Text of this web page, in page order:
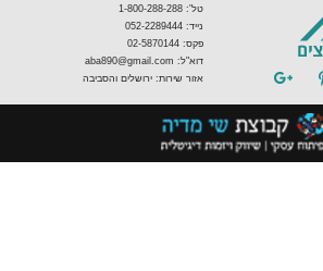
טל': 1-800-288-288
נייד: 052-2289444
פקס: 02-5870144
דוא"ל: aba890@gmail.com
אזור שירות: ירושלים והסביבה